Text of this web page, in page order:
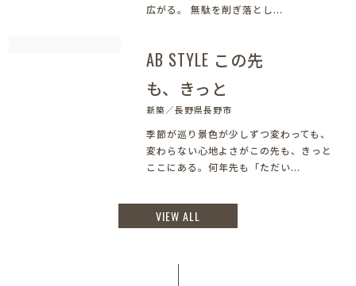
広がる。 無駄を削ぎ落とし...
AB STYLE この先
も、きっと
新築／長野県長野市
季節が巡り景色が少しずつ変わっても、
変わらない心地よさがこの先も、きっと
ここにある。何年先も「ただい...
VIEW ALL